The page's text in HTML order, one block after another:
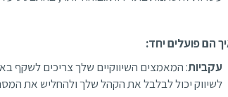
הם פועלים יחד:
עקביות: המאמצים השיווקיים שלך צריכים לשקף
לשיווק יכול לבלבל את הקהל שלך ולהחליש את